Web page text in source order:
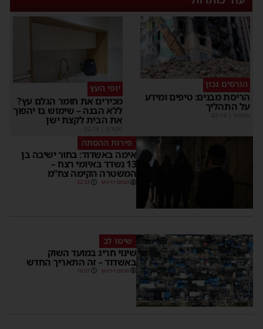
הורסים נכון
הריסת מבנים: טיפים ומידע
על התהליך
מקודם
יופי העץ
מכירים את חומר הגלם עץ?
ללא הבנה – שימוש בו יהפוך
את הבית לקצת ישן
מקודם
פירות ההסתה
אימה באשדוד: בחור ישיבה בן
13 נשדד באיומי רצח –
המשטרה הקימה צח”מ
מנחם דויטש 22:32
שימו לב
שינוי חריג במועד השוק
באשדוד – זה התאריך החדש
מנחם דויטש 16:07